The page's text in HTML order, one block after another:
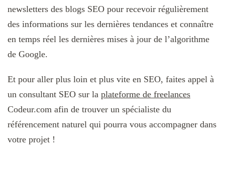
newsletters des blogs SEO pour recevoir régulièrement
des informations sur les dernières tendances et connaître
en temps réel les dernières mises à jour de l’algorithme
de Google.
Et pour aller plus loin et plus vite en SEO, faites appel à
un consultant SEO sur la plateforme de freelances
Codeur.com afin de trouver un spécialiste du
référencement naturel qui pourra vous accompagner dans
votre projet !